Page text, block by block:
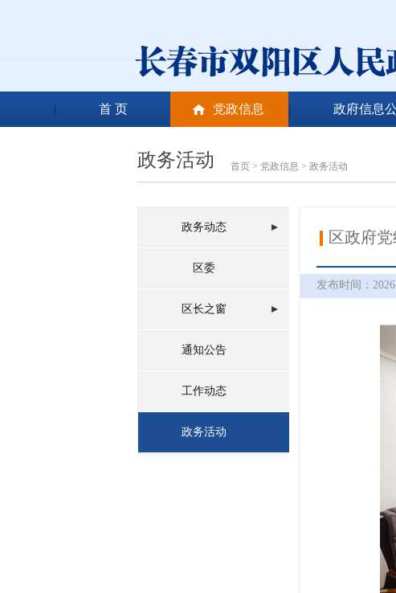
首 页 党政信息 政府信息
政务活动 首页 > 党政信息 > 政务活动
政务动态
区委
区长之窗
通知公告
工作动态
政务活动
区政府
发布时间：